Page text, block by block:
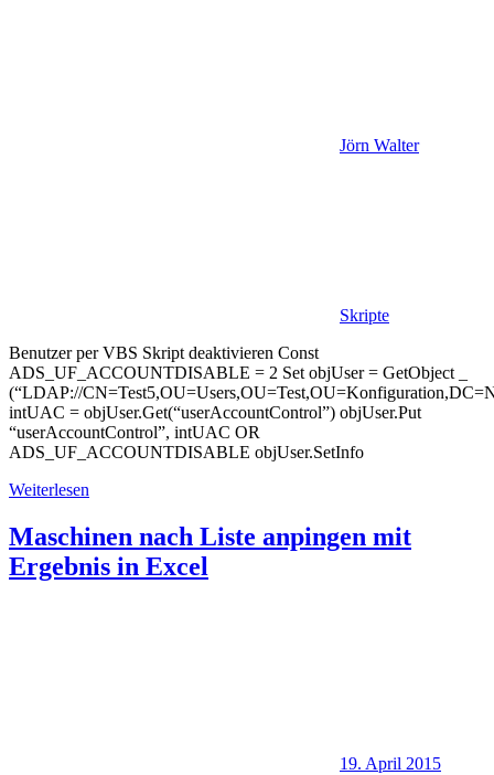
Jörn Walter
Skripte
Benutzer per VBS Skript deaktivieren Const
ADS_UF_ACCOUNTDISABLE = 2 Set objUser = GetObject _
(“LDAP://
intUAC = objUser.Get(“userAccountControl”) objUser.Put
“userAccountControl”, intUAC OR
ADS_UF_ACCOUNTDISABLE objUser.SetInfo
Weiterlesen
Maschinen nach Liste anpingen mit
Ergebnis in Excel
19. April 2015